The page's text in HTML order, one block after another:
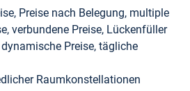
Preise nach Belegung, multiple
verbundene Preise, Lückenfüller
Preise, tägliche
Raumkonstellationen